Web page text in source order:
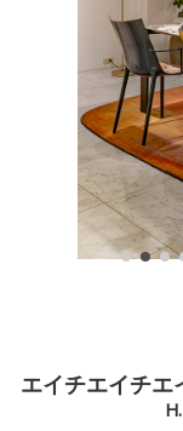
エイチエイチ